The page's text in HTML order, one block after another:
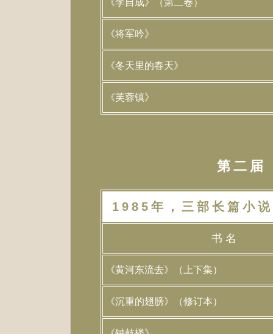
《将军吟》
《冬天里的春天》
《芙蓉镇》
第二
1985年，三部长篇小说
书 名
《黄河东流去》（上下集）
《沉重的翅膀》（修订本）